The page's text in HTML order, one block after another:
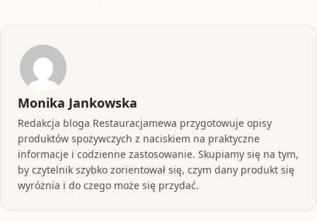
Monika Jankowska
Redakcja bloga Restauracjamewa przygotowuje opisy
produktów spożywczych z naciskiem na praktyczne
informacje i codzienne zastosowanie. Skupiamy się na tym,
by czytelnik szybko zorientował się, czym dany produkt się
wyróżnia i do czego może się przydać.